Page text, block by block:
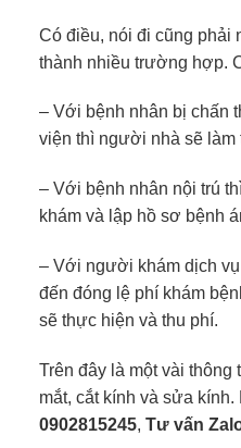
Có điều, nói đi cũng phải
thành nhiều trường hợp.
– Với bệnh nhân bị chấn
viện thì người nhà sẽ làm
– Với bệnh nhân nội trú
khám và lập hồ sơ bệnh
– Với người khám dịch vụ
đến đóng lệ phí khám
sẽ thực hiện và thu phí.
Trên đây là một vài thông
mắt, cắt kính và sửa
0902815245, Tư vấn